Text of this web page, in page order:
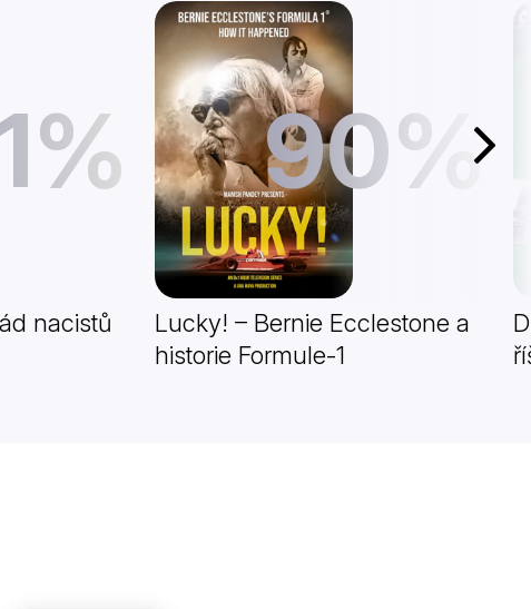
Další
nacistů
90%
Lucky! – Bernie Ecclestone a
historie Formule-1